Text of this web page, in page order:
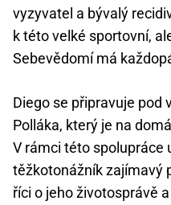
vyzyvatel a bývalý
k této velké sportovní,
Sebevědomí má
Diego se připravuje pod
Polláka, který je na
V rámci této spolupráce
těžkotonážník zajímavý
říci o jeho životosprávě